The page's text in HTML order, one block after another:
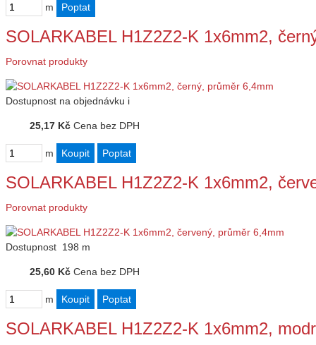
m
SOLARKABEL H1Z2Z2-K 1x6mm2,
Porovnat produkty
Dostupnost na objednávku i
25,17 Kč Cena bez DPH
m
SOLARKABEL H1Z2Z2-K 1x6mm2,
Porovnat produkty
Dostupnost 198 m
25,60 Kč Cena bez DPH
m
SOLARKABEL H1Z2Z2-K 1x6mm2,